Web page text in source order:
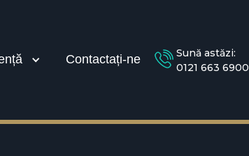
Contactați-ne
Sună astăzi:
0121 663 6900